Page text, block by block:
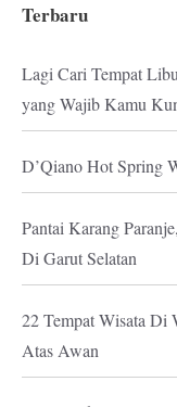
Terbaru
Lagi Cari Tempat
yang Wajib Kamu
D’Qiano Hot Spring
Pantai Karang
Di Garut Selatan
22 Tempat Wisata Di
Atas Awan